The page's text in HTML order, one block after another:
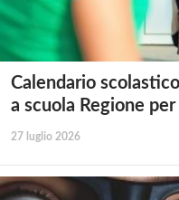
Calendario
a scuola Regione
27 luglio 2026